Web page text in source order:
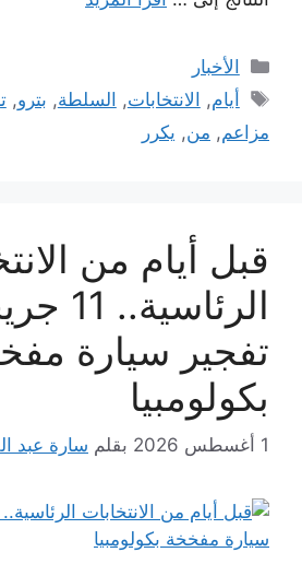
التصنيفات
الأخبار
الوسوم
أيام, الانتخابات, السلطة, بترو,
مزاعم, من, يكرر
قبل أيام من
تفجير سيارة
بكولومبيا
1 أغسطس 2026 بقلم سارة عبد